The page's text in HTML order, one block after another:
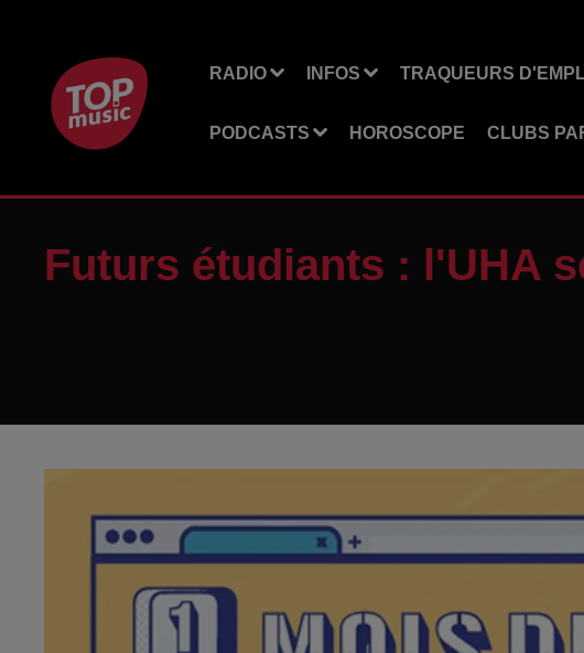
RADIO INFOS TRAQUEURS
PODCASTS HOROSCOPE CLUBS
Futurs étudiants : l'UHA